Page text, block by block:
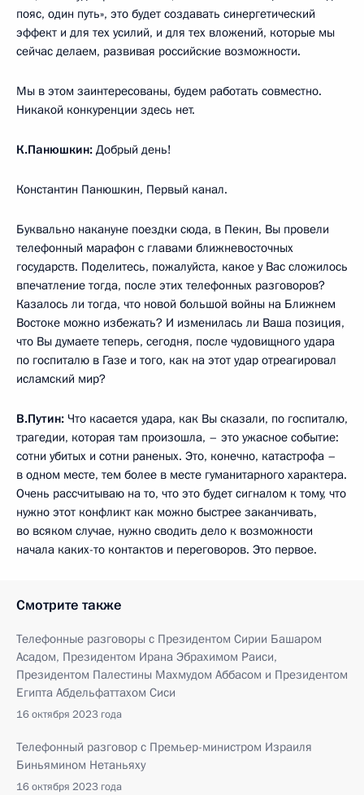
пояс, один путь», это будет создавать синергетический
эффект и для тех усилий, и для тех вложений, которые мы
сейчас делаем, развивая российские возможности.
Мы в этом заинтересованы, будем работать совместно.
Никакой конкуренции здесь нет.
К.Панюшкин: Добрый день!
Константин Панюшкин, Первый канал.
Буквально накануне поездки сюда, в Пекин, Вы провели
телефонный марафон с главами ближневосточных
государств. Поделитесь, пожалуйста, какое у Вас сложилось
впечатление тогда, после этих телефонных разговоров?
Казалось ли тогда, что новой большой войны на Ближнем
Востоке можно избежать? И изменилась ли Ваша позиция,
что Вы думаете теперь, сегодня, после чудовищного удара
по госпиталю в Газе и того, как на этот удар отреагировал
исламский мир?
В.Путин: Что касается удара, как Вы сказали, по госпиталю,
трагедии, которая там произошла, – это ужасное событие:
сотни убитых и сотни раненых. Это, конечно, катастрофа –
в одном месте, тем более в месте гуманитарного характера.
Очень рассчитываю на то, что это будет сигналом к тому, что
нужно этот конфликт как можно быстрее заканчивать,
во всяком случае, нужно сводить дело к возможности
начала каких-то контактов и переговоров. Это первое.
Смотрите также
Телефонные разговоры с Президентом Сирии Башаром
Асадом, Президентом Ирана Эбрахимом Раиси,
Президентом Палестины Махмудом Аббасом и Президентом
Египта Абдельфаттахом Сиси
16 октября 2023 года
Телефонный разговор с Премьер-министром Израиля
Биньямином Нетаньяху
16 октября 2023 года